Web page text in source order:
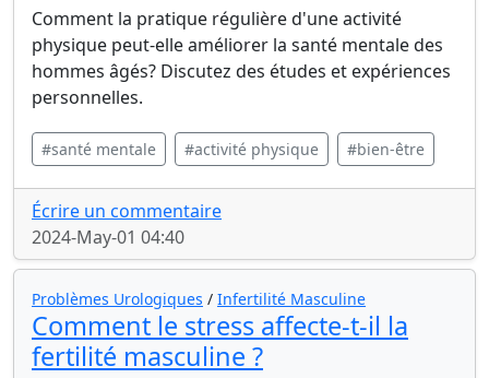
Comment la pratique régulière d'une activité
physique peut-elle améliorer la santé mentale des
hommes âgés? Discutez des études et expériences
personnelles.
#santé mentale #activité physique #bien-être
Écrire un commentaire
2024-May-01 04:40
Problèmes Urologiques / Infertilité Masculine
Comment le stress affecte-t-il la
fertilité masculine ?